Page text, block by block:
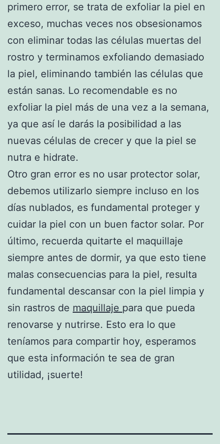
primero error, se trata de exfoliar la piel en
exceso, muchas veces nos obsesionamos
con eliminar todas las células muertas del
rostro y terminamos exfoliando demasiado
la piel, eliminando también las células que
están sanas. Lo recomendable es no
exfoliar la piel más de una vez a la semana,
ya que así le darás la posibilidad a las
nuevas células de crecer y que la piel se
nutra e hidrate.
Otro gran error es no usar protector solar,
debemos utilizarlo siempre incluso en los
días nublados, es fundamental proteger y
cuidar la piel con un buen factor solar. Por
último, recuerda quitarte el maquillaje
siempre antes de dormir, ya que esto tiene
malas consecuencias para la piel, resulta
fundamental descansar con la piel limpia y
sin rastros de maquillaje para que pueda
renovarse y nutrirse. Esto era lo que
teníamos para compartir hoy, esperamos
que esta información te sea de gran
utilidad, ¡suerte!